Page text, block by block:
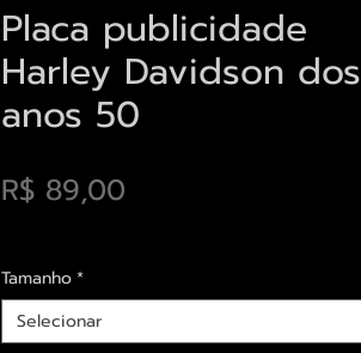
Placa publicidade
Harley Davidson dos
anos 50
R$ 89,00
Tamanho*
Selecionar